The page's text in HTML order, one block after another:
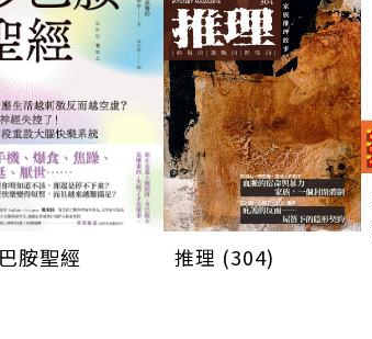
胺聖經 推理 (304)